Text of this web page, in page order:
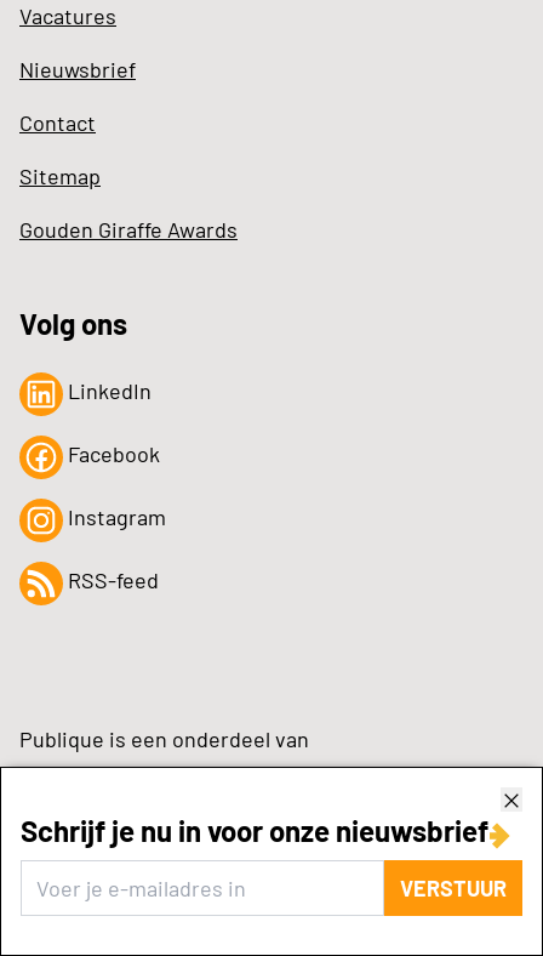
Schrijf je nu in voor onze nieuwsbrief
VERSTUUR
Vacatures
Nieuwsbrief
Contact
Sitemap
Gouden Giraffe Awards
Volg ons
LinkedIn
Facebook
Instagram
RSS-feed
Publique is een onderdeel van
zynchrone.com